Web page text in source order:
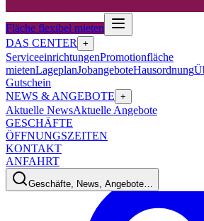
Fläche flexibel mieten
DAS CENTER
+
ServiceeinrichtungenPromotionfläche
mietenLageplanJobangeboteHausordnung
Gutschein
NEWS & ANGEBOTE +
Aktuelle NewsAktuelle Angebote
GESCHÄFTE
ÖFFNUNGSZEITEN
KONTAKT
ANFAHRT
Geschäfte, News, Angebote…